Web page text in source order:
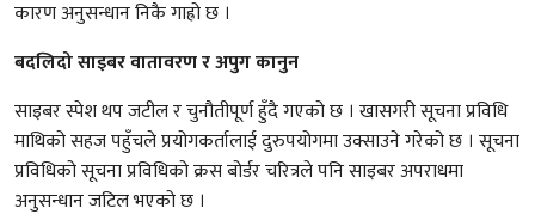
कारण अनुसन्धान निकै गाह्रो छ ।
बदलिदो साइबर वातावरण र अपुग कानुन
साइबर स्पेश थप जटील र चुनौतीपूर्ण हुँदै गएको छ । खासगरी सूचना प्रविधि
माथिको सहज पहुँचले प्रयोगकर्तालाई दुरुपयोगमा उक्साउने गरेको छ । सूचना
प्रविधिको सूचना प्रविधिको क्रस बोर्डर चरित्रले पनि साइबर अपराधमा
अनुसन्धान जटिल भएको छ ।